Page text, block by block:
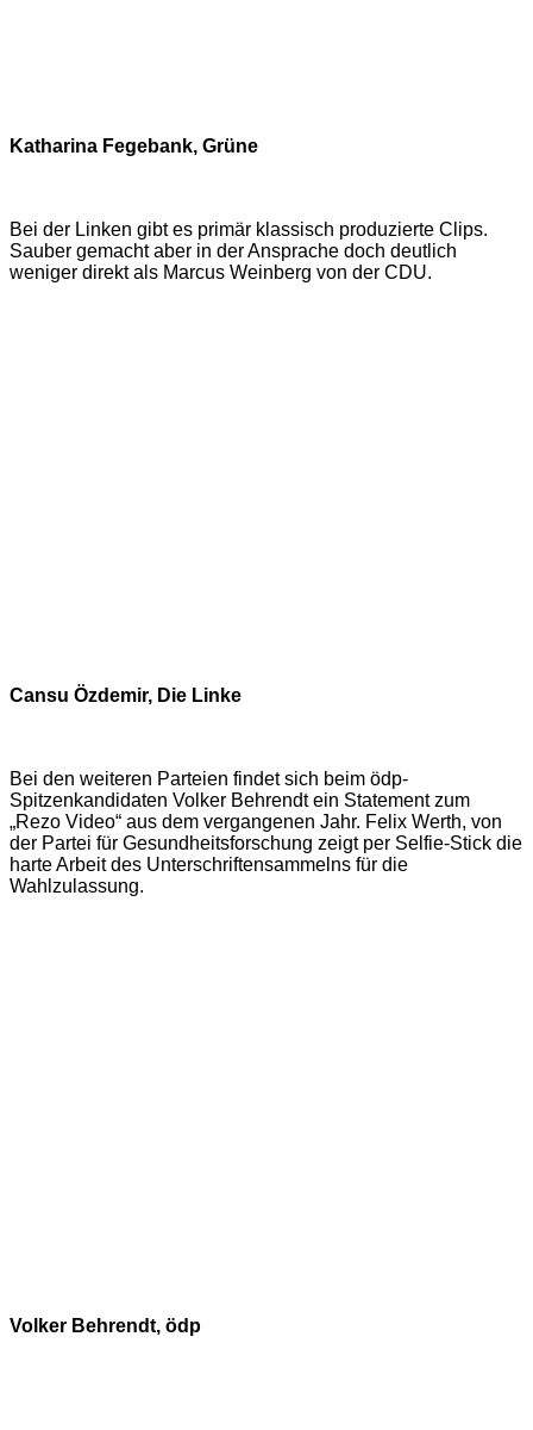
Katharina Fegebank, Grüne
Bei der Linken gibt es primär klassisch produzierte Clips.
Sauber gemacht aber in der Ansprache doch deutlich
weniger direkt als Marcus Weinberg von der CDU.
Cansu Özdemir, Die Linke
Bei den weiteren Parteien findet sich beim ödp-
Spitzenkandidaten Volker Behrendt ein Statement zum
„Rezo Video“ aus dem vergangenen Jahr. Felix Werth, von
der Partei für Gesundheitsforschung zeigt per Selfie-Stick die
harte Arbeit des Unterschriftensammelns für die
Wahlzulassung.
Volker Behrendt, ödp